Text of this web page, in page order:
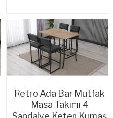
Retro Ada Bar Mutfak
Masa Takımı 4
Sandalye Keten Kumaş